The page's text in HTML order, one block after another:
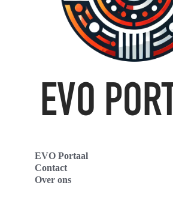
EVO Portaal
Contact
Over ons